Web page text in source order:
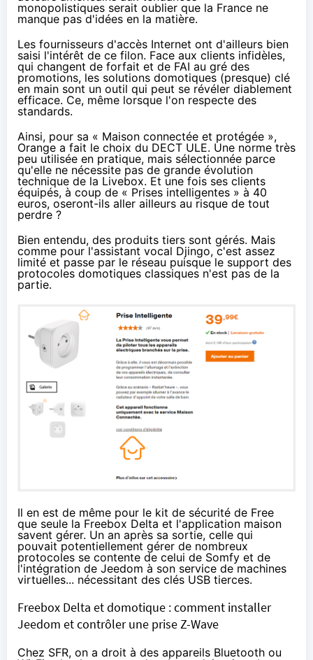
monopolistiques serait oublier que la France ne
manque pas d'idées en la matière.
Les fournisseurs d'accès Internet ont d'ailleurs bien
saisi l'intérêt de ce filon. Face aux clients infidèles,
qui changent de forfait et de FAI au gré des
promotions, les solutions domotiques (presque) clé
en main sont un outil qui peut se révéler diablement
efficace. Ce, même lorsque l'on respecte des
standards.
Ainsi, pour sa « Maison connectée et protégée »,
Orange a fait le choix du DECT ULE. Une norme très
peu utilisée en pratique, mais sélectionnée parce
qu'elle ne nécessite pas de grande évolution
technique de la Livebox. Et une fois ses clients
équipés, à coup de « Prises intelligentes » à 40
euros, oseront-ils aller ailleurs au risque de tout
perdre ?
Bien entendu, des produits tiers sont gérés. Mais
comme pour l'assistant vocal Djingo, c'est assez
limité et passe par le réseau puisque le support des
protocoles domotiques classiques n'est pas de la
partie.
Il en est de même pour le kit de sécurité de Free
que seule la Freebox Delta et l'application maison
savent gérer. Un an après sa sortie, celle qui
pouvait potentiellement gérer de nombreux
protocoles se contente de celui de Somfy et de
l'intégration de Jeedom à son service de machines
virtuelles... nécessitant des clés USB tierces.
Freebox Delta et domotique : comment installer
Jeedom et contrôler une prise Z-Wave
Chez SFR, on a droit à des appareils Bluetooth ou